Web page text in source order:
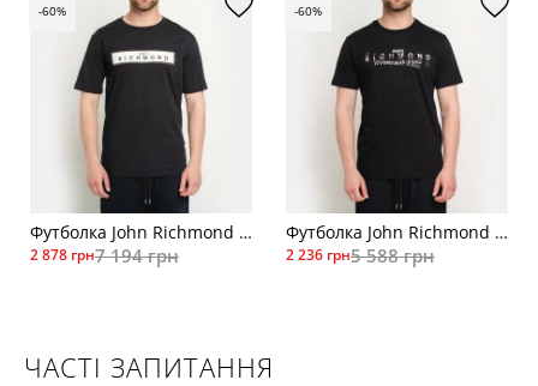
Футболка John Richmond RMP20079
2 878 грн7 194 грн
-60%
Футболка John Richmond RMP20015чер
2 236 грн5 588 грн
-60%
ЧАСТІ ЗАПИТАННЯ